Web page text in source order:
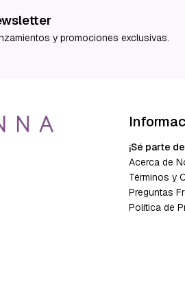
y promociones exclusivas.
¡Sé parte
Acerca de
Términos y
Preguntas
Política de